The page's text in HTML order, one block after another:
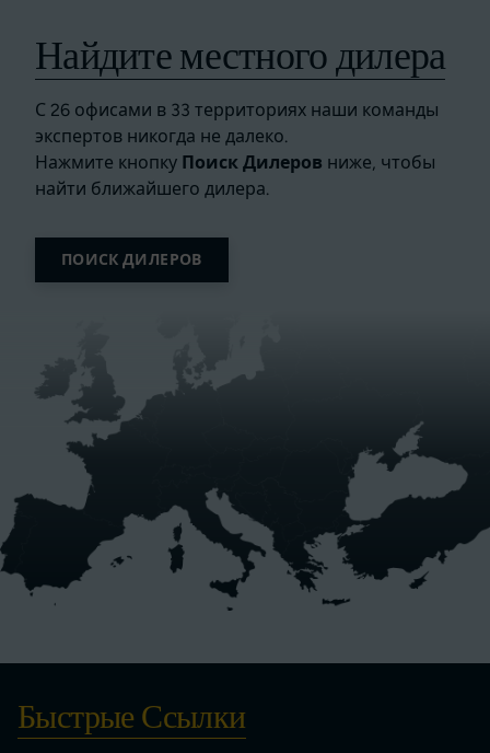
Найдите местного дилера
С 26 офисами в 33 территориях наши команды
экспертов никогда не далеко.
Нажмите кнопку Поиск Дилеров ниже, чтобы
найти ближайшего дилера.
ПОИСК ДИЛЕРОВ
Быстрые Ссылки